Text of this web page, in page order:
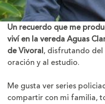
Un recuerdo que me
viví en la vereda Aguas
de Vivoral, disfrutando
oración y al estudio.
Me gusta ver series
compartir con mi familia,